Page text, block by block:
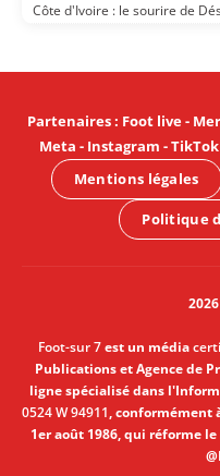
Côte d'Ivoire : le sourire de
Partenaires: Foot live-
Meta - Instagram -TikTok
Mentions légales
Politique
Foot-sur 7est un média
Publications et Agence de
ligne spécialisé dans
0524 W 94911, conformément
1er août 1986, qui réforme